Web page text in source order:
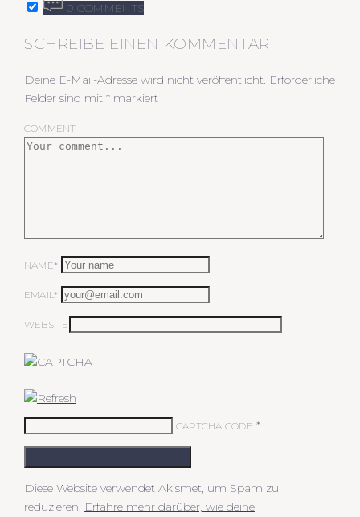
0 COMMENTS
SCHREIBE EINEN KOMMENTAR
Deine E-Mail-Adresse wird nicht veröffentlicht. Erforderliche
Felder sind mit * markiert
COMMENT
NAME*
EMAIL*
WEBSITE
CAPTCHA CODE *
Diese Website verwendet Akismet, um Spam zu
reduzieren. Erfahre mehr darüber, wie deine